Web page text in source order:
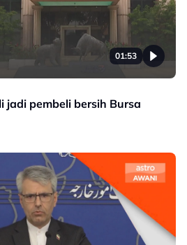
01:53
jadi pembeli bersih Bursa